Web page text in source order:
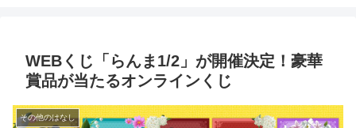
WEBくじ「らんま1/2」が開催決定！豪華
賞品が当たるオンラインくじ
その他のはなし